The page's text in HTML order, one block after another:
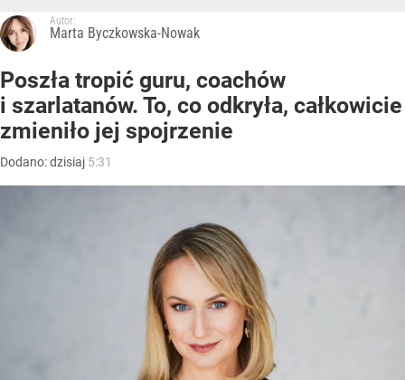
Autor:
Marta Byczkowska-Nowak
Poszła tropić guru, coachów
i szarlatanów. To, co odkryła, całkowicie
zmieniło jej spojrzenie
Dodano:dzisiaj 5:31